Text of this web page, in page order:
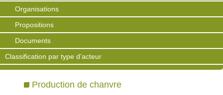
Organisations
Propositions
Documents
Classification par type d’acteur
Production de chanvre